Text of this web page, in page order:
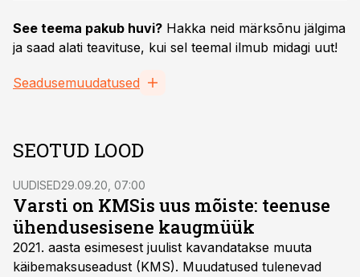
See teema pakub huvi? Hakka neid märksõnu jälgima
ja saad alati teavituse, kui sel teemal ilmub midagi uut!
Seadusemuudatused
SEOTUD LOOD
UUDISED29.09.20, 07:00
Varsti on KMSis uus mõiste: teenuse
ühendusesisene kaugmüük
2021. aasta esimesest juulist kavandatakse muuta
käibemaksuseadust (KMS). Muudatused tulenevad